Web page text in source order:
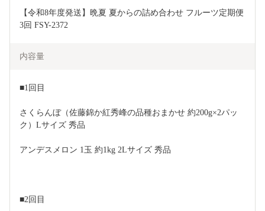
【令和8年度発送】晩夏 夏からの詰め合わせ フルーツ定期便
3回 FSY-2372
内容量
■1回目
さくらんぼ（佐藤錦か紅秀峰の品種おまかせ 約200g×2パッ
ク）Lサイズ 秀品
アンデスメロン 1玉 約1kg 2Lサイズ 秀品
■2回目